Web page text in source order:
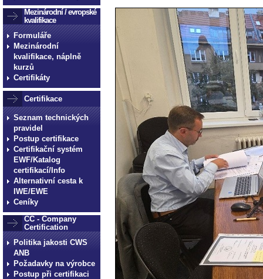
Mezinárodní / evropské
kvalifikace
Formuláře
Mezinárodní
kvalifikace, náplně
kurzů
Certifikáty
Certifikace
Seznam technických
pravidel
Postup certifikace
Certifikační systém
EWF/Katalog
certifikací/Info
Alternativní cesta k
IWE/EWE
Ceníky
CC - Company
Certification
Politika jakosti CWS
ANB
Požadavky na výrobce
Postup při certifikaci